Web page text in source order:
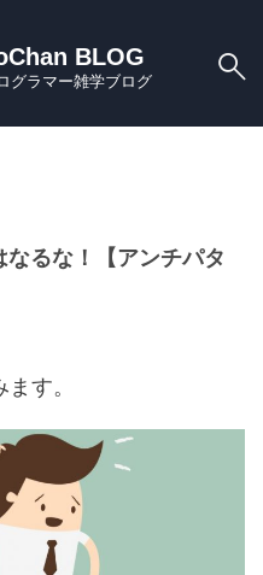
BLOG
グラマー雑学ブログ
るな！【アンチパタ
す。